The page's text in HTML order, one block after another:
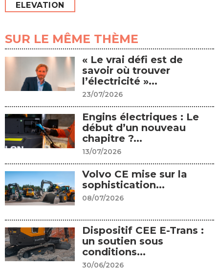
ELEVATION
SUR LE MÊME THÈME
« Le vrai défi est de
savoir où trouver
l’électricité »...
23/07/2026
Engins électriques : Le
début d’un nouveau
chapitre ?...
13/07/2026
Volvo CE mise sur la
sophistication...
08/07/2026
Dispositif CEE E-Trans :
un soutien sous
conditions...
30/06/2026